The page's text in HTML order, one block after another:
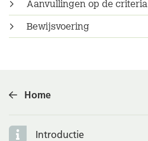
Aanvullingen op de criteria
Bewijsvoering
Home
Introductie